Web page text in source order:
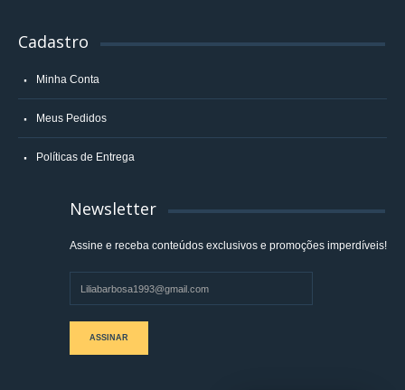
Cadastro
Minha Conta
Meus Pedidos
Políticas de Entrega
Newsletter
Assine e receba conteúdos exclusivos e promoções imperdíveis!
ASSINAR